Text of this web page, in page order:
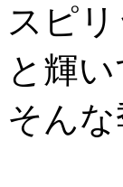
スピ
と輝い
そん